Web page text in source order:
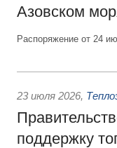
Азовском
Распоряжение от 24
23 июля 2026,
поддержку